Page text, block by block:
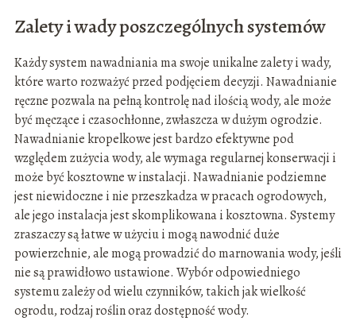
Zalety i wady poszczególnych systemów
Każdy system nawadniania ma swoje unikalne zalety i wady,
które warto rozważyć przed podjęciem decyzji. Nawadnianie
ręczne pozwala na pełną kontrolę nad ilością wody, ale może
być męczące i czasochłonne, zwłaszcza w dużym ogrodzie.
Nawadnianie kropelkowe jest bardzo efektywne pod
względem zużycia wody, ale wymaga regularnej konserwacji i
może być kosztowne w instalacji. Nawadnianie podziemne
jest niewidoczne i nie przeszkadza w pracach ogrodowych,
ale jego instalacja jest skomplikowana i kosztowna. Systemy
zraszaczy są łatwe w użyciu i mogą nawodnić duże
powierzchnie, ale mogą prowadzić do marnowania wody, jeśli
nie są prawidłowo ustawione. Wybór odpowiedniego
systemu zależy od wielu czynników, takich jak wielkość
ogrodu, rodzaj roślin oraz dostępność wody.